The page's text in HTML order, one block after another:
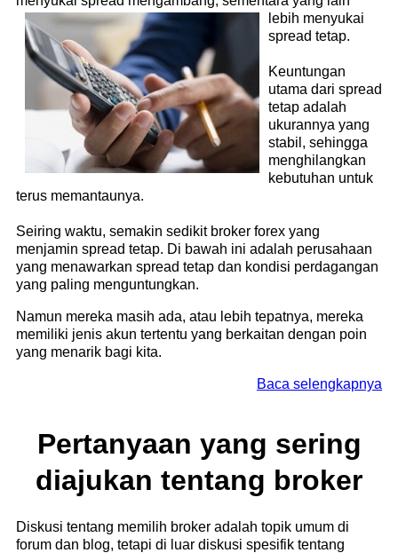
lebih menyukai
spread tetap.
Keuntungan
utama dari spread
tetap adalah
ukurannya yang
stabil, sehingga
menghilangkan
kebutuhan untuk
terus memantaunya.
Seiring waktu, semakin sedikit broker forex yang
menjamin spread tetap. Di bawah ini adalah perusahaan
yang menawarkan spread tetap dan kondisi perdagangan
yang paling menguntungkan.
Namun mereka masih ada, atau lebih tepatnya, mereka
memiliki jenis akun tertentu yang berkaitan dengan poin
yang menarik bagi kita.
Baca selengkapnya
Pertanyaan yang sering
diajukan tentang broker
Diskusi tentang memilih broker adalah topik umum di
forum dan blog, tetapi di luar diskusi spesifik tentang